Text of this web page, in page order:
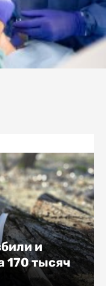
и
170 тысяч